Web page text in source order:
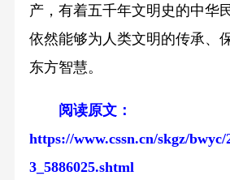
产，有着五千年文明史的中华
依然能够为人类文明的传承、
东方智慧。
阅读原文：
https://www.cssn.cn/skgz/bwyc/
3_5886025.shtml